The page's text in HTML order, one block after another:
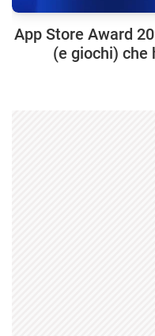
App Store Award
(e giochi) che